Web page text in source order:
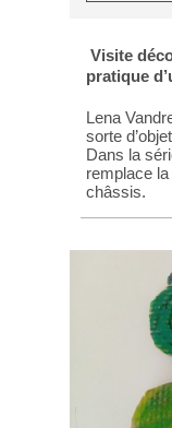
Visite
pratique
Lena
sorte
Dans la
remplace
châssis.